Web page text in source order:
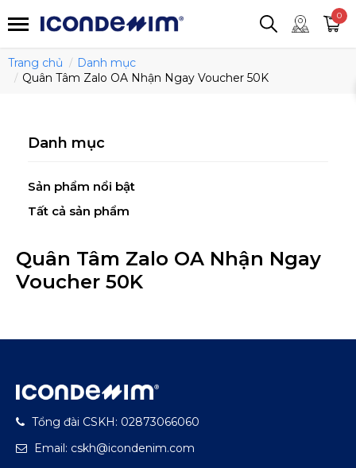
0
Trang chủ
Danh mục
Quân Tâm Zalo OA Nhận Ngay Voucher 50K
Danh mục
Sản phẩm nổi bật
Tất cả sản phẩm
Quân Tâm Zalo OA Nhận Ngay
Voucher 50K
Tổng đài CSKH: 02873066060
Email: cskh@icondenim.com